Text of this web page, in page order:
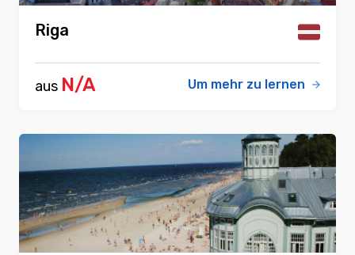
Riga
aus N/A Um mehr zu lernen